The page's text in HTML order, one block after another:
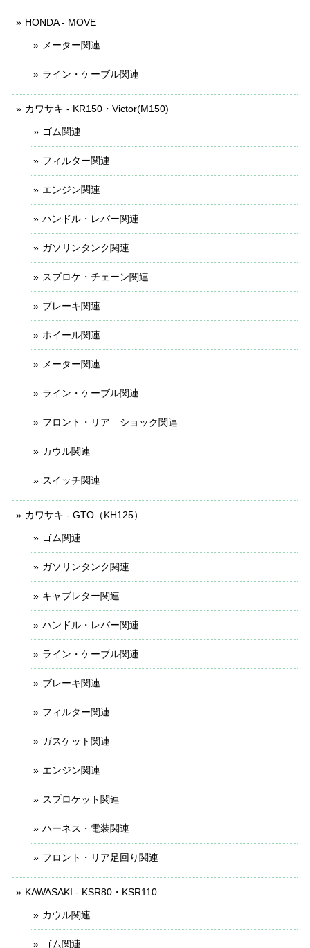
HONDA - MOVE
メーター関連
ライン・ケーブル関連
カワサキ - KR150・Victor(M150)
ゴム関連
フィルター関連
エンジン関連
ハンドル・レバー関連
ガソリンタンク関連
スプロケ・チェーン関連
ブレーキ関連
ホイール関連
メーター関連
ライン・ケーブル関連
フロント・リア ショック関連
カウル関連
スイッチ関連
カワサキ - GTO（KH125）
ゴム関連
ガソリンタンク関連
キャブレター関連
ハンドル・レバー関連
ライン・ケーブル関連
ブレーキ関連
フィルター関連
ガスケット関連
エンジン関連
スプロケット関連
ハーネス・電装関連
フロント・リア足回り関連
KAWASAKI - KSR80・KSR110
カウル関連
ゴム関連